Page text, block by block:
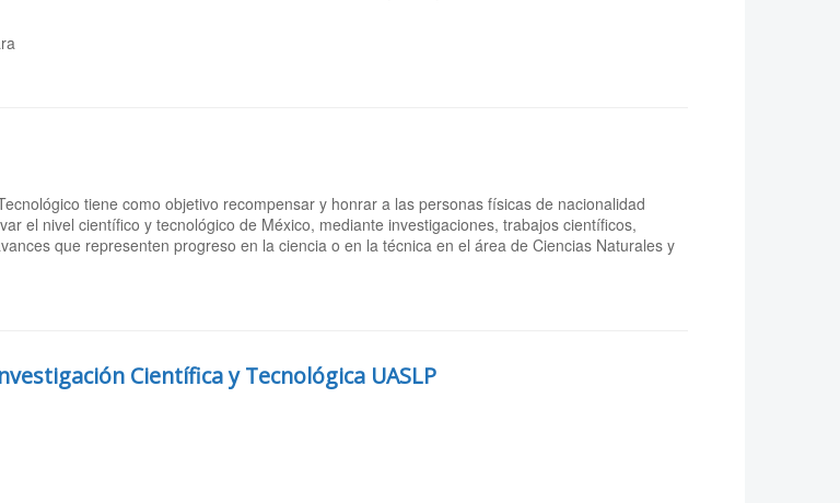
tiene como objetivo recompensar y honrar a las personas físicas de nacionalidad
el nivel científico y tecnológico de México, mediante investigaciones, trabajos científicos,
que representen progreso en la ciencia o en la técnica en el área de Ciencias Naturales y
Científica y Tecnológica UASLP